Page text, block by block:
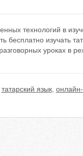
технологий в
бесплатно изучать
уроках в
татарский язык,